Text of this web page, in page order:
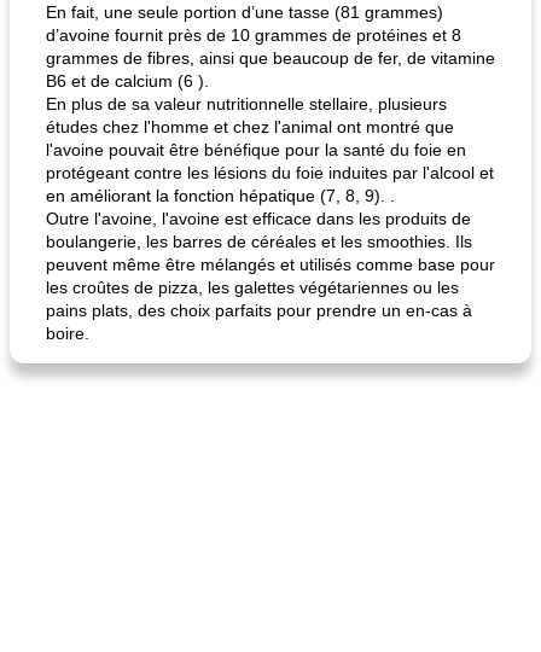
fiesta tostadas le méga's jopp joes
En fait, une seule portion d’une tasse (81 grammes)
d’avoine fournit près de 10 grammes de protéines et 8
grammes de fibres, ainsi que beaucoup de fer, de vitamine
B6 et de calcium (6 ).
En plus de sa valeur nutritionnelle stellaire, plusieurs
études chez l'homme et chez l'animal ont montré que
l'avoine pouvait être bénéfique pour la santé du foie en
protégeant contre les lésions du foie induites par l'alcool et
en améliorant la fonction hépatique (7, 8, 9). .
Outre l'avoine, l'avoine est efficace dans les produits de
boulangerie, les barres de céréales et les smoothies. Ils
peuvent même être mélangés et utilisés comme base pour
les croûtes de pizza, les galettes végétariennes ou les
pains plats, des choix parfaits pour prendre un en-cas à
boire.